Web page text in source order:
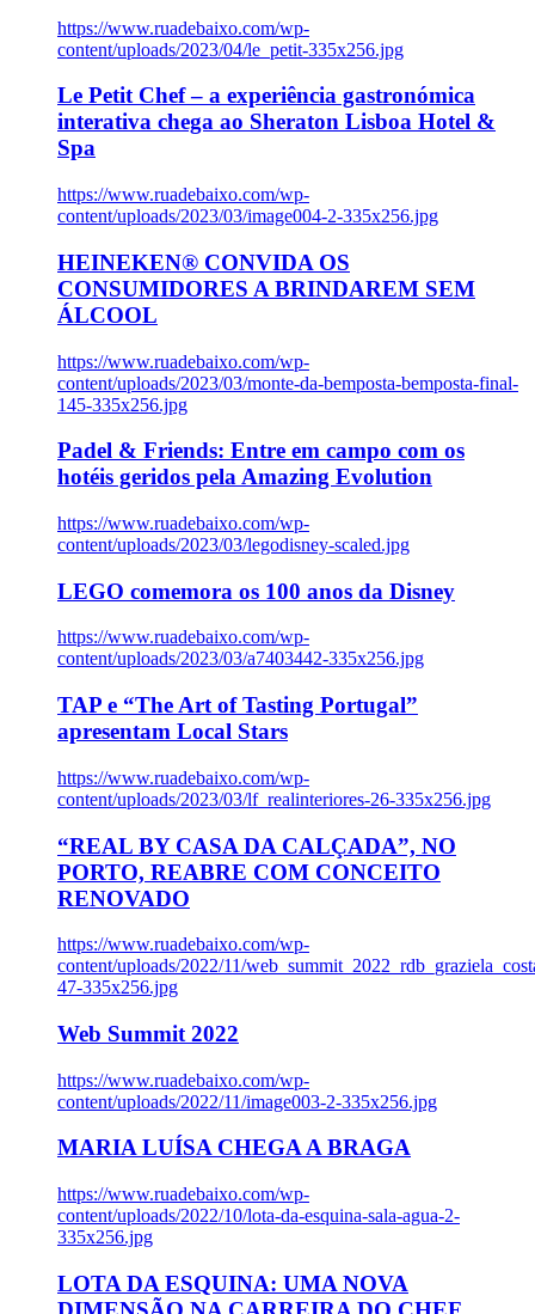
https://www.ruadebaixo.com/wp-
content/uploads/2023/04/le_petit-335x256.jpg
Le Petit Chef – a experiência gastronómica
interativa chega ao Sheraton Lisboa Hotel &
Spa
https://www.ruadebaixo.com/wp-
content/uploads/2023/03/image004-2-335x256.jpg
HEINEKEN® CONVIDA OS
CONSUMIDORES A BRINDAREM SEM
ÁLCOOL
https://www.ruadebaixo.com/wp-
content/uploads/2023/03/monte-da-bemposta-bemposta-final-
145-335x256.jpg
Padel & Friends: Entre em campo com os
hotéis geridos pela Amazing Evolution
https://www.ruadebaixo.com/wp-
content/uploads/2023/03/legodisney-scaled.jpg
LEGO comemora os 100 anos da Disney
https://www.ruadebaixo.com/wp-
content/uploads/2023/03/a7403442-335x256.jpg
TAP e “The Art of Tasting Portugal”
apresentam Local Stars
https://www.ruadebaixo.com/wp-
content/uploads/2023/03/lf_realinteriores-26-335x256.jpg
“REAL BY CASA DA CALÇADA”, NO
PORTO, REABRE COM CONCEITO
RENOVADO
https://www.ruadebaixo.com/wp-
content/uploads/2022/11/
47-335x256.jpg
Web Summit 2022
https://www.ruadebaixo.com/wp-
content/uploads/2022/11/image003-2-335x256.jpg
MARIA LUÍSA CHEGA A BRAGA
https://www.ruadebaixo.com/wp-
content/uploads/2022/10/lota-da-esquina-sala-agua-2-
335x256.jpg
LOTA DA ESQUINA: UMA NOVA